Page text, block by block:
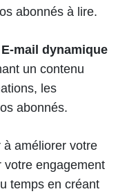
abonnés à lire.
mail dynamique
un contenu
les
abonnés.
à améliorer votre
votre engagement
temps en créant